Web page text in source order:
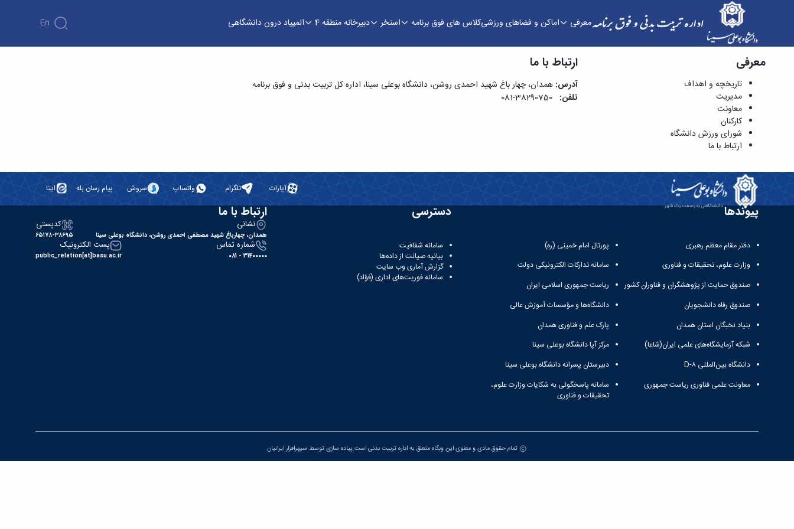
معرفی اماکن و فضاهای ورزشیکلاس های فوق برنامه استخر دبیرخانه منطقه 4 المپیاد درون دانشگاهی En
ارتباط با ما - اداره تربیت بدنی
معرفی
تاریخچه و اهداف
مدیریت
معاونت
کارکنان
شورای ورزش دانشگاه
ارتباط با ما
ارتباط با ما
آدرس: همدان، چهار باغ شهید احمدی روشن، دانشگاه بوعلی سینا، اداره کل تربیت بدنی و فوق برنامه
تلفن:
آپارات تلگرام واتساپ سروش پیام رسان بله ایتا
پیوندها
دفتر مقام معظم رهبری
وزارت علوم، تحقیقات و فناوری
صندوق حمایت از پژوهشگران و فناوران کشور
صندوق رفاه دانشجویان
بنیاد نخبگان استان همدان
شبکه آزمایشگاه‌های علمی ایران(شاعا)
دانشگاه بین‌المللی D-۸
معاونت علمی فناوری ریاست جمهوری
پورتال امام خمینی (ره)
سامانه تدارکات الکترونیکی دولت
ریاست جمهوری اسلامی ایران
دانشگاه‌ها و مؤسسات آموزش عالی
پارک علم و فناوری همدان
مرکز آپا دانشگاه بوعلی سینا
دبیرستان پسرانه دانشگاه بوعلی سینا
سامانه پاسخگوئی به شکایات وزارت علوم،
تحقیقات و فناوری
دسترسی
سامانه شفافیت
بیانیه صیانت از داده‌ها
گزارش آماری وب‌ سایت
سامانه فوریت‌های اداری (فؤاد)
ارتباط با ما
نشانی
همدان، چهارباغ شهید مصطفی احمدی روشن، دانشگاه بوعلی سینا
کدپستی
۶۵۱۷۸-۳۸۶۹۵
شماره تماس
31400000 - 081
پست الکترونیک
public_relation[at]basu.ac.ir
تمام حقوق مادی و معنوی این وبگاه متعلق به اداره تربیت بدنی است.پیاده سازی توسط سپهرافزار ایرانیان